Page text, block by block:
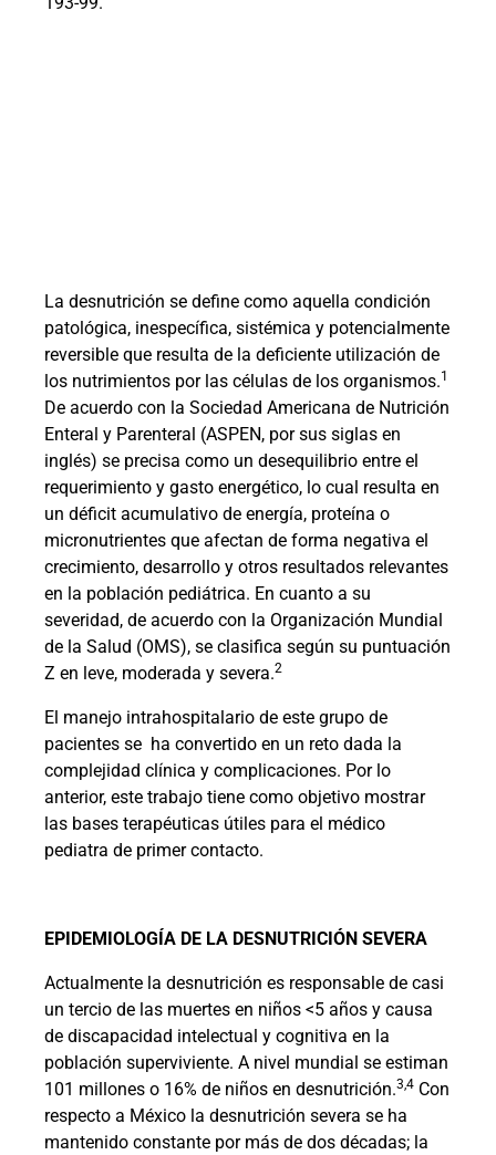
La desnutrición se define como aquella condición
patológica, inespecífica, sistémica y potencialmente
reversible que resulta de la deficiente utilización de
los nutrimientos por las células de los organismos.1
De acuerdo con la Sociedad Americana de Nutrición
Enteral y Parenteral (ASPEN, por sus siglas en
inglés) se precisa como un desequilibrio entre el
requerimiento y gasto energético, lo cual resulta en
un déficit acumulativo de energía, proteína o
micronutrientes que afectan de forma negativa el
crecimiento, desarrollo y otros resultados relevantes
en la población pediátrica. En cuanto a su
severidad, de acuerdo con la Organización Mundial
de la Salud (OMS), se clasifica según su puntuación
Z en leve, moderada y severa.2
El manejo intrahospitalario de este grupo de
pacientes se ha convertido en un reto dada la
complejidad clínica y complicaciones. Por lo
anterior, este trabajo tiene como objetivo mostrar
las bases terapéuticas útiles para el médico
pediatra de primer contacto.
EPIDEMIOLOGÍA DE LA DESNUTRICIÓN SEVERA
Actualmente la desnutrición es responsable de casi
un tercio de las muertes en niños <5 años y causa
de discapacidad intelectual y cognitiva en la
población superviviente. A nivel mundial se estiman
101 millones o 16% de niños en desnutrición.3,4 Con
respecto a México la desnutrición severa se ha
mantenido constante por más de dos décadas; la